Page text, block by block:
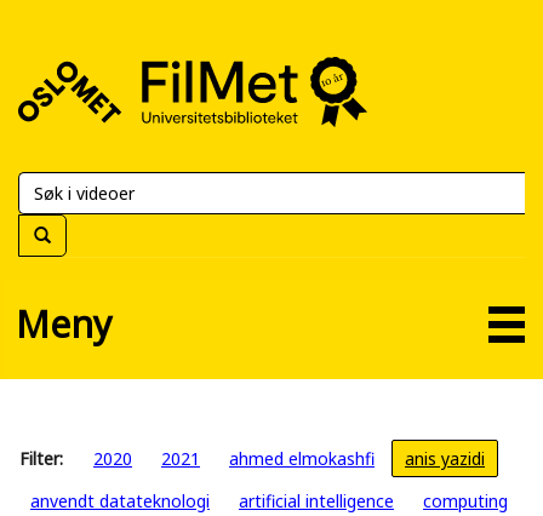
FilMet
Universitetsbiblioteket
Meny
Filter: 2020 2021 ahmed elmokashfi
anis yazidi
anvendt datateknologi
artificial intelligence
computing